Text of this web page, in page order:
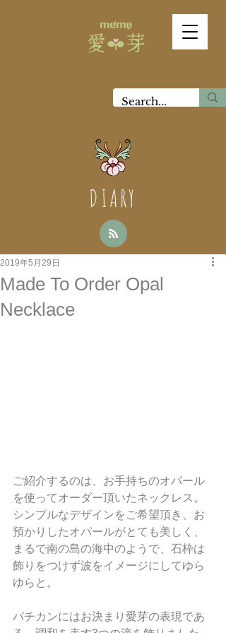
DIARY
Made To Order Opal
Necklace
2019年5月29日
ご紹介するのは、お手持ちのオパール
を使ってオーダー頂いたネックレス。
シンプルなデザインをご希望頂き、お
預かりしたオパールがとても美しく、
まるで南の島の海中のようで、石枠は
飾りをつけず波をイメージにしてゆら
ゆらと。
バチカンにはお決まり愛芽の表現であ